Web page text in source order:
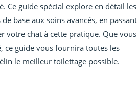
Ce guide spécial explore en détail les
base aux soins avancés, en passant
votre chat à cette pratique. Que vous
ce guide vous fournira toutes les
le meilleur toilettage possible.